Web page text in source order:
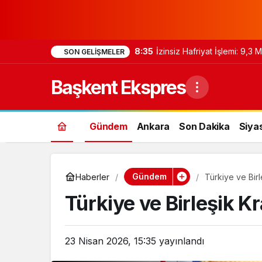
SON GELIŞMELER 8:35 İzinsiz Hafriyat İşlemi: 9,3
Başkent Ekspres
Gündem Ankara Son Dakika
Haberler Gündem Türkiye ve
Türkiye ve Birleşik
23 Nisan 2026, 15:35 yayınlandı